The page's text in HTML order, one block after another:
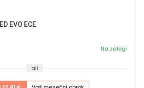
EVO ECE
Na zalogi
ali